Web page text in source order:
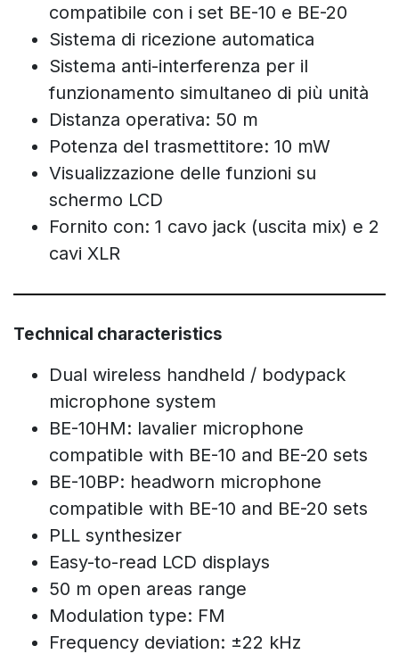
compatibile con i set BE-10 e BE-20
Sistema di ricezione automatica
Sistema anti-interferenza per il
funzionamento simultaneo di più unità
Distanza operativa: 50 m
Potenza del trasmettitore: 10 mW
Visualizzazione delle funzioni su
schermo LCD
Fornito con: 1 cavo jack (uscita mix) e 2
cavi XLR
Technical characteristics
Dual wireless handheld / bodypack
microphone system
BE-10HM: lavalier microphone
compatible with BE-10 and BE-20 sets
BE-10BP: headworn microphone
compatible with BE-10 and BE-20 sets
PLL synthesizer
Easy-to-read LCD displays
50 m open areas range
Modulation type: FM
Frequency deviation: ±22 kHz